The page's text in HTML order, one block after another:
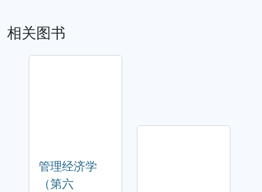
相关图书
管理经济学
（第六